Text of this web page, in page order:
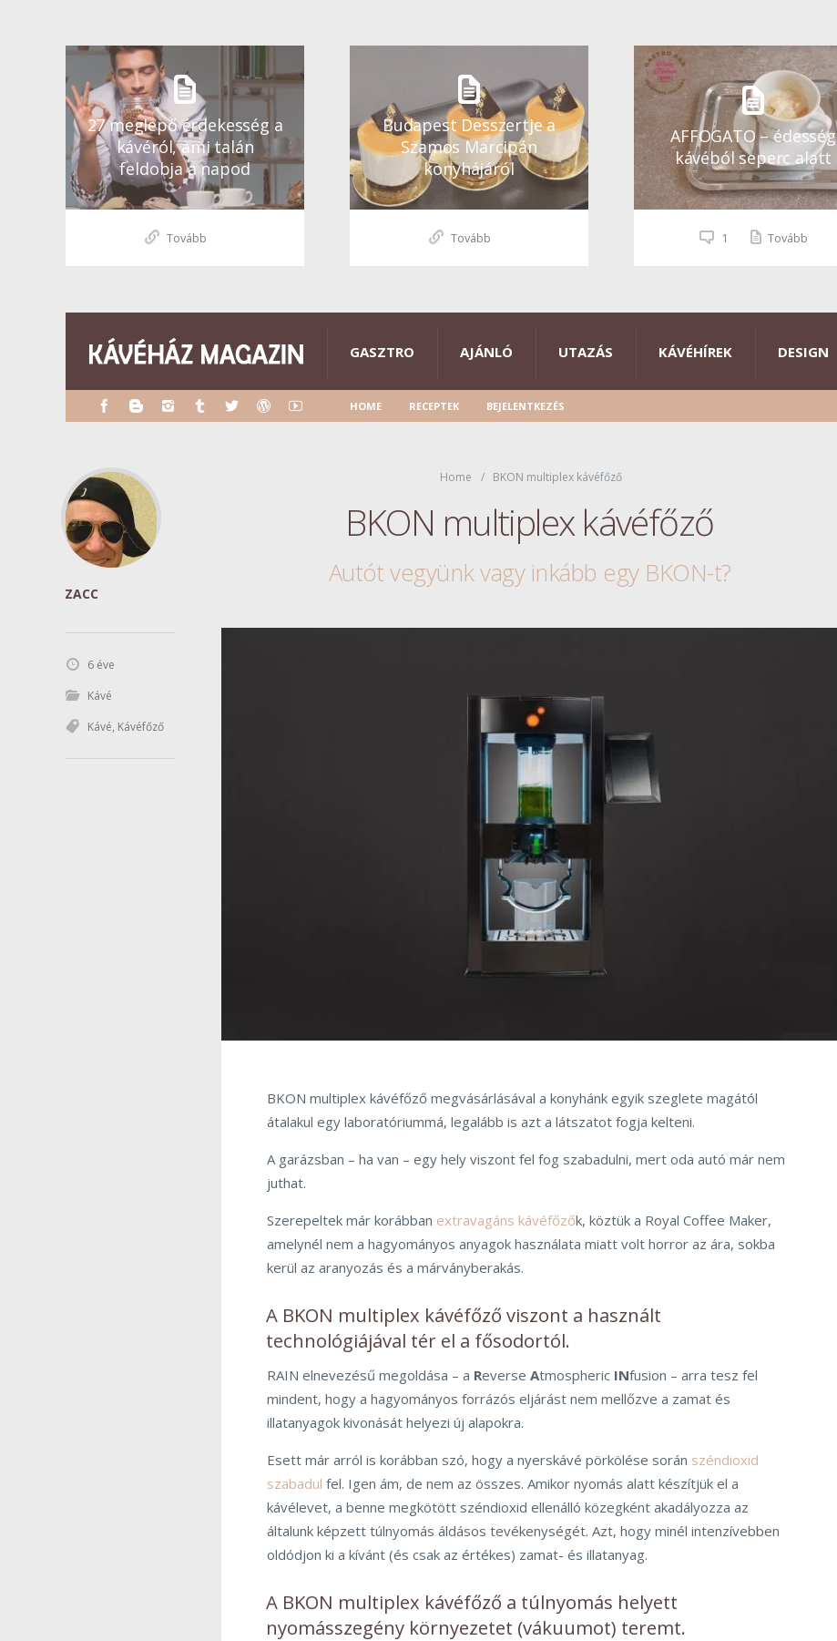
27 meglepő érdekesség a
kávéról, ami talán
feldobja a napod
Tovább
Budapest Desszertje a
Szamos Marcipán
konyhájáról
Tovább
AFFOGATO – édesség
kávéból seperc alatt
1 Tovább
GASZTRO AJÁNLÓ UTAZÁS KÁVÉHÍREK DESIGN
HOME RECEPTEK BEJELENTKEZÉS
Home BKON multiplex kávéfőző
BKON multiplex kávéfőző
Autót vegyünk vagy inkább egy BKON-t?
BKON multiplex kávéfőző megvásárlásával a konyhánk egyik szeglete magától
átalakul egy laboratóriummá, legalább is azt a látszatot fogja kelteni.
A garázsban – ha van – egy hely viszont fel fog szabadulni, mert oda autó már nem
juthat.
Szerepeltek már korábban extravagáns kávéfőzők, köztük a Royal Coffee Maker,
amelynél nem a hagyományos anyagok használata miatt volt horror az ára, sokba
kerül az aranyozás és a márványberakás.
A BKON multiplex kávéfőző viszont a használt
technológiájával tér el a fősodortól.
RAIN elnevezésű megoldása – a Reverse Atmospheric INfusion – arra tesz fel
mindent, hogy a hagyományos forrázós eljárást nem mellőzve a zamat és
illatanyagok kivonását helyezi új alapokra.
Esett már arról is korábban szó, hogy a nyerskávé pörkölése során széndioxid
szabadul fel. Igen ám, de nem az összes. Amikor nyomás alatt készítjük el a
kávélevet, a benne megkötött széndioxid ellenálló közegként akadályozza az
általunk képzett túlnyomás áldásos tevékenységét. Azt, hogy minél intenzívebben
oldódjon ki a kívánt (és csak az értékes) zamat- és illatanyag.
A BKON multiplex kávéfőző a túlnyomás helyett
nyomásszegény környezetet (vákuumot) teremt.
ZACC
6 éve
Kávé
Kávé, Kávéfőző